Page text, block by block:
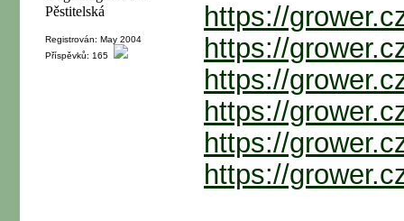
Registrován: May 2004
Příspěvků: 165
https://
https://
https://
https://
https://
https://